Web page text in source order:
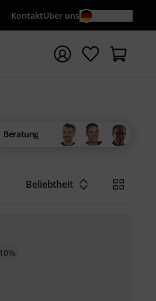
KontaktÜber uns
starten
Beratung
Beliebtheit